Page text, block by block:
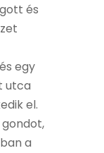
és
egy
utca
el.
a